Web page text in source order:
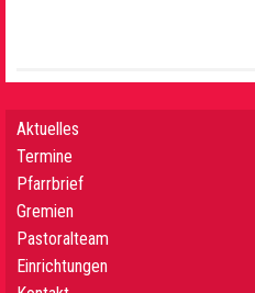
Aktuelles
Termine
Pfarrbrief
Gremien
Pastoralteam
Einrichtungen